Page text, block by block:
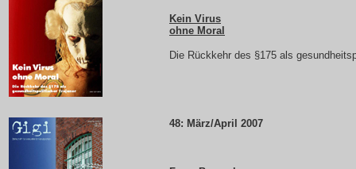
Kein Virus
ohne Moral
Die Rückkehr des §175 als
48: März/April 2007